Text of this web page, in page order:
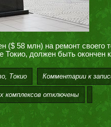
($ 58 млн) на ремонт своего
Токио, должен быть окончен к
, Токио Комментариик
комплексовотключены